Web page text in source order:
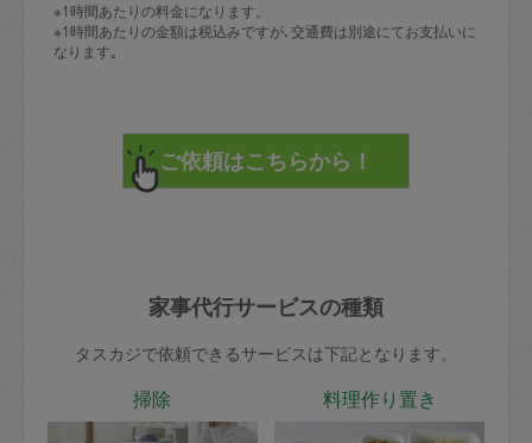
※1時間あたりの料金になります。
※1時間あたりの金額は税込みですが､交通費は別途にてお支払いに
なります｡
家事代行サービスの種類
タスカジで依頼できるサービスは下記となります。
掃除 料理作り置き